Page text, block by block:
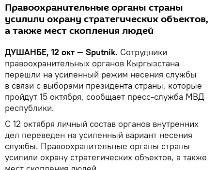
Правоохранительные органы страны
усилили охрану стратегических объектов,
а также мест скопления людей
ДУШАНБЕ, 12 окт — Sputnik. Сотрудники
правоохранительных органов Кыргызстана
перешли на усиленный режим несения службы
в связи с выборами президента страны, которые
пройдут 15 октября, сообщает пресс-служба МВД
республики.
С 12 октября личный состав органов внутренних
дел переведен на усиленный вариант несения
службы. Правоохранительные органы страны
усилили охрану стратегических объектов, а также